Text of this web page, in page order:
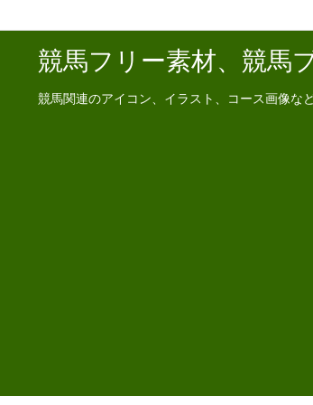
競馬フリー素材、競馬
競馬関連のアイコン、イラスト、コース画像な